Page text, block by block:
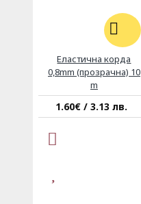
Еластична корда
0,8mm (прозрачна) 10
m
1.60€ / 3.13 лв.